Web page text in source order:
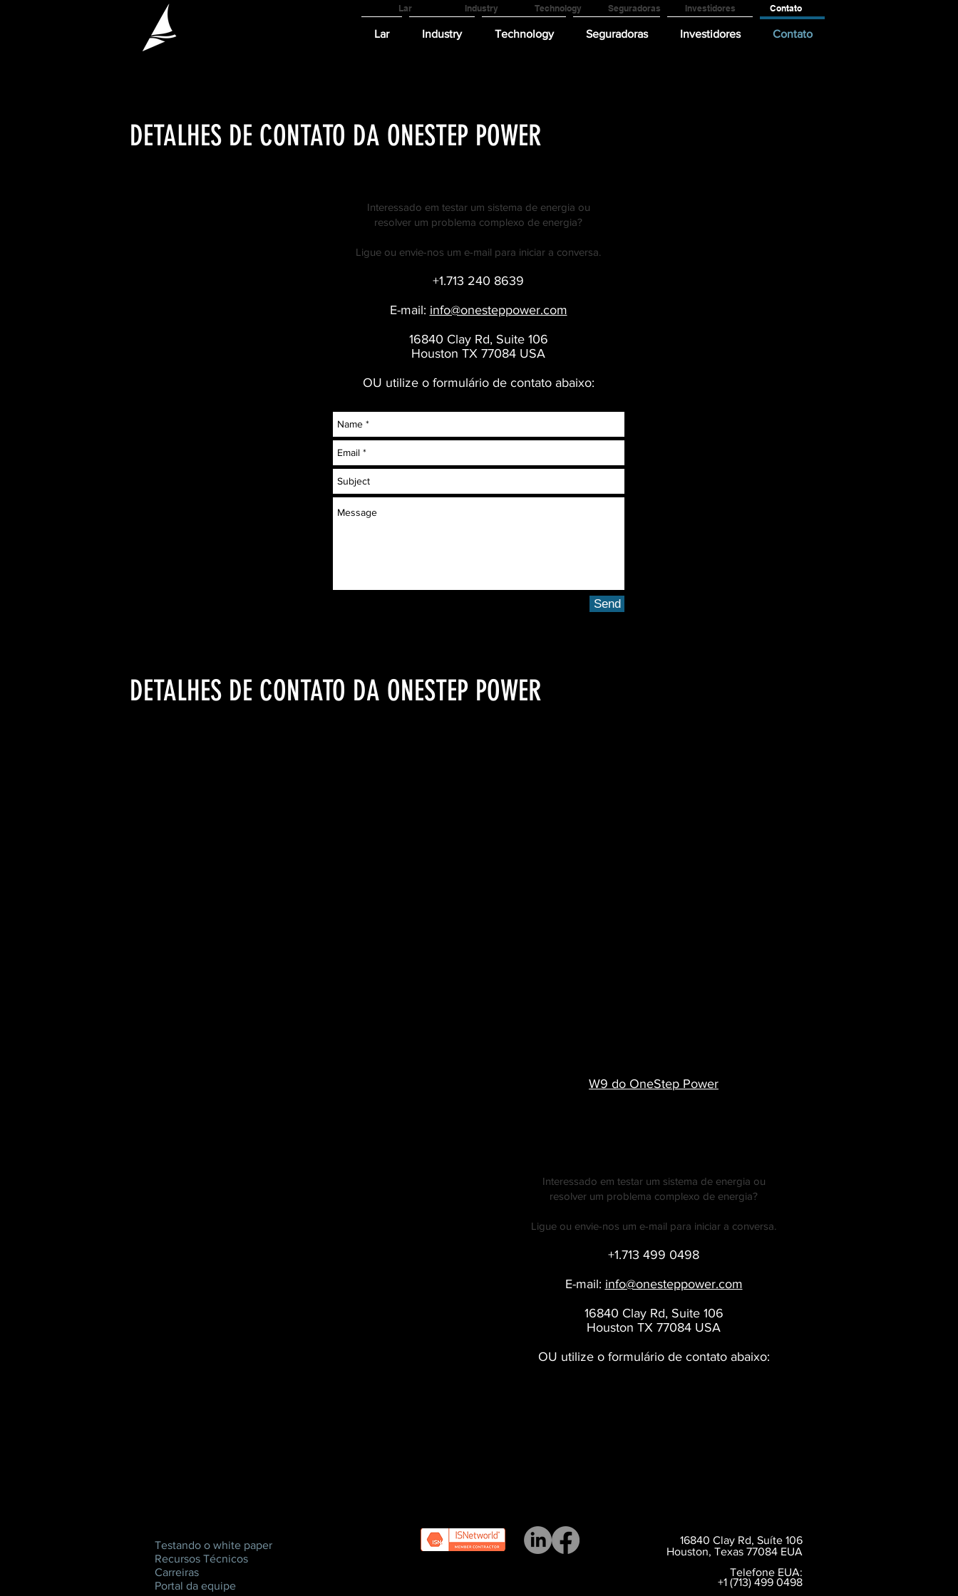
Lar Industry Technology Seguradoras Investidores Contato
Lar Industry Technology Seguradoras Investidores Contato
DETALHES DE CONTATO DA ONESTEP POWER
Interessado em testar um sistema de energia ou
resolver um problema complexo de energia?
Ligue ou envie-nos um e-mail para iniciar a conversa.
+1.713 240 8639
E-mail: info@onesteppower.com
16840 Clay Rd, Suite 106
Houston TX 77084 USA
OU utilize o formulário de contato abaixo:
Send
DETALHES DE CONTATO DA ONESTEP POWER
W9 do OneStep Power
Interessado em testar um sistema de energia ou
resolver um problema complexo de energia?
Ligue ou envie-nos um e-mail para iniciar a conversa.
+1.713 499 0498
E-mail: info@onesteppower.com
16840 Clay Rd, Suite 106
Houston TX 77084 USA
OU utilize o formulário de contato abaixo:
Testando o white paper
Recursos Técnicos
Carreiras
Portal da equipe
16840 Clay Rd, Suíte 106
Houston, Texas 77084 EUA
Telefone EUA:
+1 (713) 499 0498